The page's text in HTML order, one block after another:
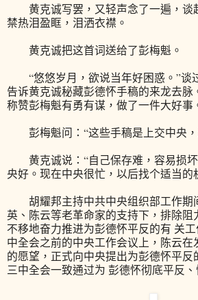
黄克诚写罢，又轻声念了一遍，谈
禁热泪盈眶，泪洒衣襟。
黄克诚把这首词送给了彭梅魁。
“悠悠岁月，欲说当年好困惑。”谈
告诉黄克诚秘藏彭德怀手稿的来龙去脉
称赞彭梅魁有勇有谋，做了一件大好事
彭梅魁问：“这些手稿是上交中央，
黄克诚说：“自己保存难，容易损坏
央好。现在中央很忙，以后找个适当的
胡耀邦主持中共中央组织部工作期
英、陈云等老革命家的支持下，排除阻
不移地奋力推进为彭德怀平反的有 关
中全会之前的中央工作会议上，陈云在
的愿望，正式向中央提出为彭德怀平反
三中全会一致通过为 彭德怀彻底平反、